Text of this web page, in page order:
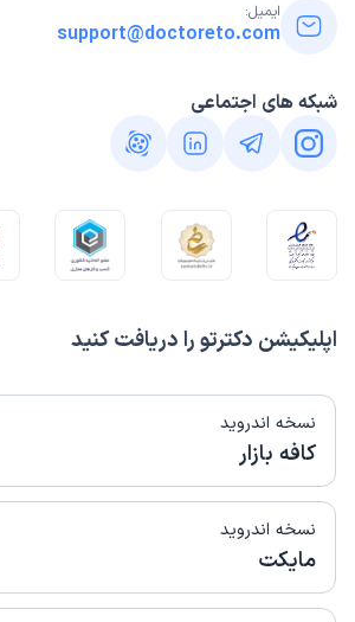
اپلیکیشن دکترتو را دریافت کنید
نسخه اندروید
کافه بازار
نسخه اندروید
مایکت
ایمیل:
support@doctoreto.com
شبکه های اجتماعی